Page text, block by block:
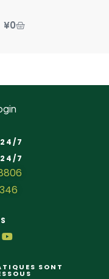
¥0
24/7
24/7
SONT